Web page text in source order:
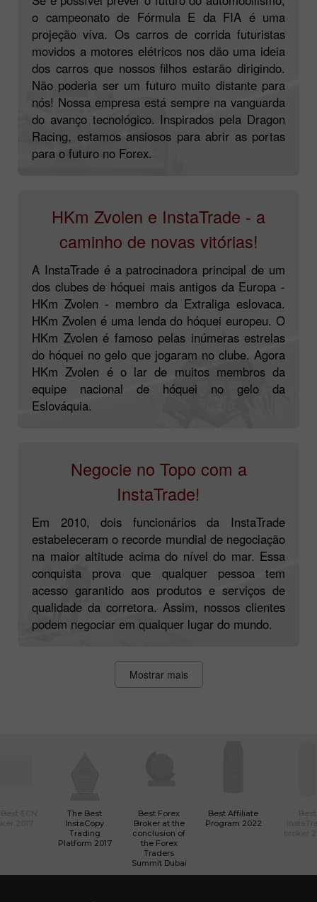
o campeonato de Fórmula E da FIA é uma
projeção víva. Os carros de corrida futuristas
movidos a motores elétricos nos dão uma ideia
dos carros que nossos filhos estarão dirigindo.
Não poderia ser um futuro muito distante para
nós! Nossa empresa está sempre na vanguarda
do avanço tecnológico. Inspirados pela Dragon
Racing, estamos ansiosos para abrir as portas
para o futuro no Forex.
HKm Zvolen e InstaTrade - a
caminho de novas vitórias!
A InstaTrade é a patrocinadora principal de um
dos clubes de hóquei mais antigos da Europa -
HKm Zvolen - membro da Extraliga eslovaca.
HKm Zvolen é uma lenda do hóquei europeu. O
HKm Zvolen é famoso pelas inúmeras estrelas
do hóquei no gelo que jogaram no clube. Agora
HKm Zvolen é o lar de muitos membros da
equipe nacional de hóquei no gelo da
Eslováquia.
Negocie no Topo com a
InstaTrade!
Em 2010, dois funcionários da InstaTrade
estabeleceram o recorde mundial de negociação
na maior altitude acima do nível do mar. Essa
conquista prova que qualquer pessoa tem
acesso garantido aos produtos e serviços de
qualidade da corretora. Assim, nossos clientes
podem negociar em qualquer lugar do mundo.
Mostrar mais
The Best
InstaCopy
Trading
Platform 2017
Best Forex
Broker at the
conclusion of
the Forex
Traders
Summit Dubai
Best Affiliate
Program 2022